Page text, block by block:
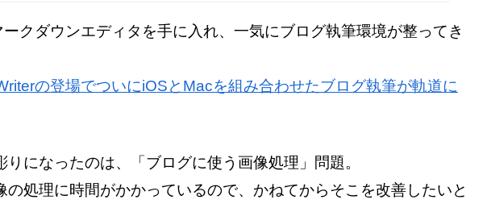
クダウンエディタを手に入れ、一気にブログ執筆環境が整ってき
の登場でついにiOSとMacを組み合わせたブログ執筆が軌道に
りになったのは、「ブログに使う画像処理」問題。
の処理に時間がかかっているので、かねてからそこを改善したいと